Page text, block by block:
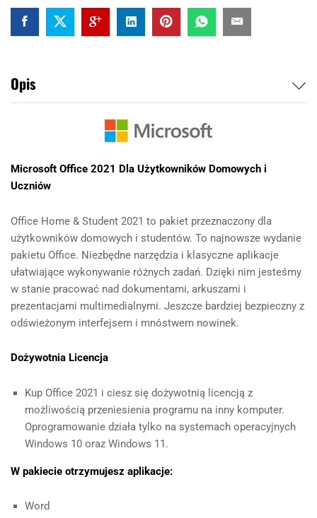
Opis
Microsoft Office 2021 Dla Użytkowników Domowych i
Uczniów
Office Home & Student 2021 to pakiet przeznaczony dla
użytkowników domowych i studentów. To najnowsze wydanie
pakietu Office. Niezbędne narzędzia i klasyczne aplikacje
ułatwiające wykonywanie różnych zadań. Dzięki nim jesteśmy
w stanie pracować nad dokumentami, arkuszami i
prezentacjami multimedialnymi. Jeszcze bardziej bezpieczny z
odświeżonym interfejsem i mnóstwem nowinek.
Dożywotnia Licencja
Kup Office 2021 i ciesz się dożywotnią licencją z
możliwością przeniesienia programu na inny komputer.
Oprogramowanie działa tylko na systemach operacyjnych
Windows 10 oraz Windows 11.
W pakiecie otrzymujesz aplikacje:
Word